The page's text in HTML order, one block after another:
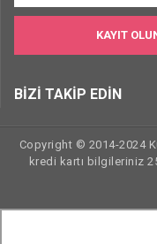
KAYIT
BİZİ TAKİP EDİN
Copyright © 2014-2024
kredi kartı bilgileriniz